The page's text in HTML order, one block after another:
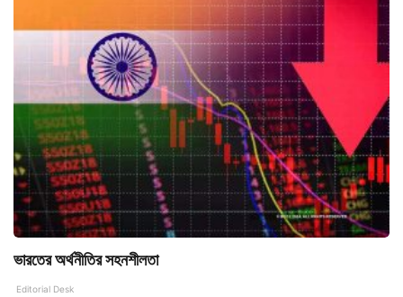
ভারতের অর্থনীতির সহনশীলতা
Editorial Desk